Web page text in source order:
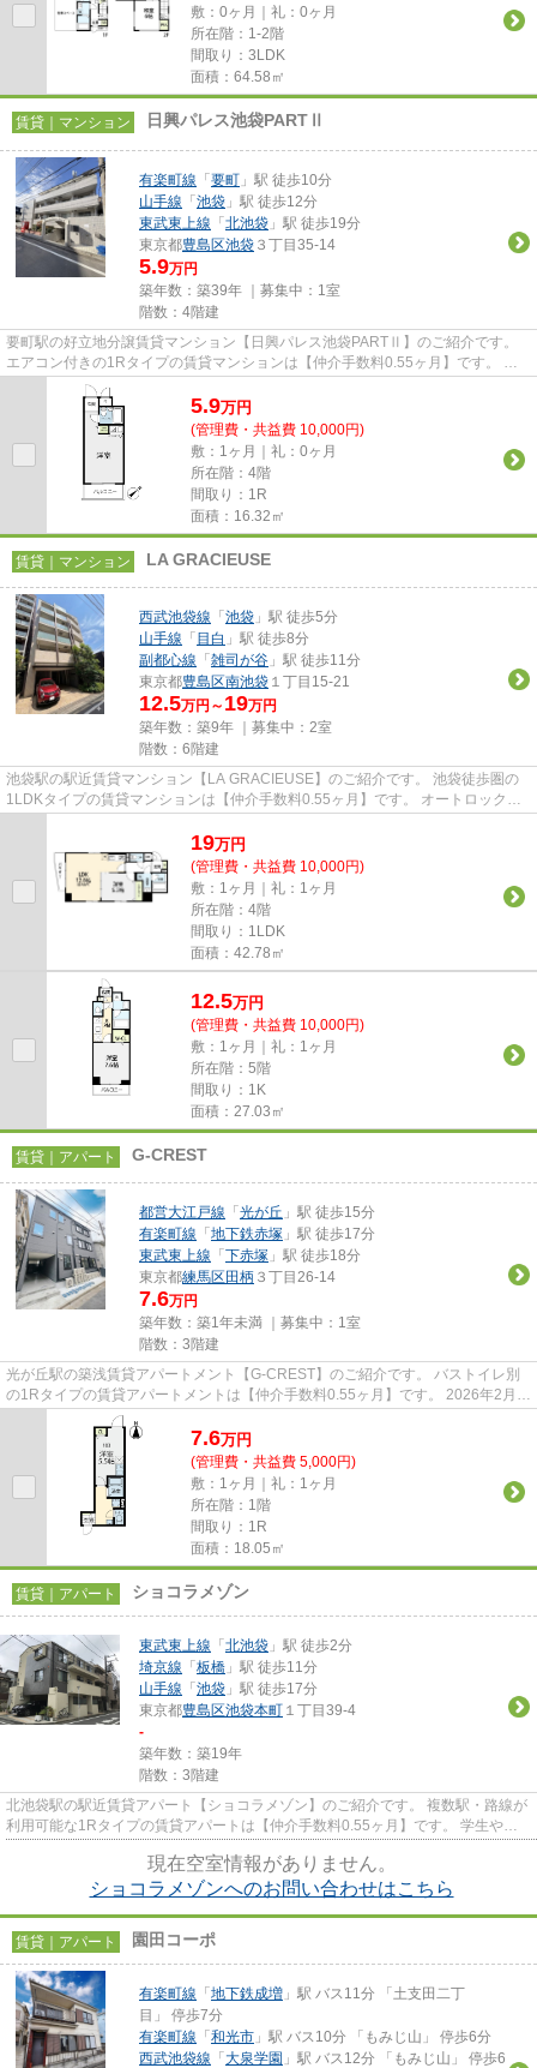
敷：0ヶ月｜礼：0ヶ月
所在階：1-2階
間取り：3LDK
面積：64.58㎡
賃貸｜マンション 日興パレス池袋PARTⅡ
有楽町線 「 要町 」駅 徒歩10分
山手線 「 池袋 」駅 徒歩12分
東武東上線 「 北池袋 」駅 徒歩19分
東京都豊島区池袋 ３丁目35-14
5.9万円
築年数：築39年 ｜募集中： 1室
階数：4階建
要町駅の好立地分譲賃貸マンション【日興パレス池袋PARTⅡ】のご紹介です。
エアコン付きの1Rタイプの賃貸マンションは【仲介手数料0.55ヶ月】です。 タ
ーミナル駅池袋駅までも徒歩13...
5.9万円
(管理費・共益費 10,000円)
敷：1ヶ月｜礼：0ヶ月
所在階：4階
間取り：1R
面積：16.32㎡
賃貸｜マンション LA GRACIEUSE
西武池袋線 「 池袋 」駅 徒歩5分
山手線 「 目白 」駅 徒歩8分
副都心線 「 雑司が谷 」駅 徒歩11分
東京都豊島区南池袋 １丁目15-21
12.5万円～ 19万円
築年数：築9年 ｜募集中： 2室
階数：6階建
池袋駅の駅近賃貸マンション【LA GRACIEUSE】のご紹介です。 池袋徒歩圏の
1LDKタイプの賃貸マンションは【仲介手数料0.55ヶ月】です。 オートロック・
19万円
(管理費・共益費 10,000円)
敷：1ヶ月｜礼：1ヶ月
所在階：4階
間取り：1LDK
面積：42.78㎡
12.5万円
(管理費・共益費 10,000円)
敷：1ヶ月｜礼：1ヶ月
所在階：5階
間取り：1K
面積：27.03㎡
賃貸｜アパート G-CREST
都営大江戸線 「 光が丘 」駅 徒歩15分
有楽町線 「 地下鉄赤塚 」駅 徒歩17分
東武東上線 「 下赤塚 」駅 徒歩18分
東京都練馬区 田柄 ３丁目26-14
7.6万円
築年数：築1年未満 ｜募集中： 1室
階数：3階建
光が丘駅の築浅賃貸アパートメント【G-CREST】のご紹介です。 バストイレ別
の1Rタイプの賃貸アパートメントは【仲介手数料0.55ヶ月】です。 2026年2月竣
工♪コンパクトながらバス・ト...
7.6万円
(管理費・共益費 5,000円)
敷：1ヶ月｜礼：1ヶ月
所在階：1階
間取り：1R
面積：18.05㎡
賃貸｜アパート ショコラメゾン
東武東上線 「 北池袋 」駅 徒歩2分
埼京線 「 板橋 」駅 徒歩11分
山手線 「 池袋 」駅 徒歩17分
東京都豊島区池袋本町 １丁目39-4
-
築年数：築19年
階数：3階建
北池袋駅の駅近賃貸アパート【ショコラメゾン】のご紹介です。 複数駅・路線が
利用可能な1Rタイプの賃貸アパートは【仲介手数料0.55ヶ月】です。 学生や外
現在空室情報がありません。
ショコラメゾンへのお問い合わせはこちら
賃貸｜アパート 園田コーポ
有楽町線 「 地下鉄成増 」駅 バス11分 「土支田二丁
目」 停歩7分
有楽町線 「 和光市 」駅 バス10分 「もみじ山」 停歩6分
西武池袋線 「 大泉学園 」駅 バス12分 「もみじ山」 停歩6